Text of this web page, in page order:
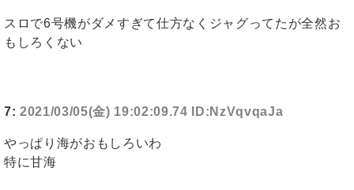
スロで6号機がダメすぎて仕方なくジャグってたが全然お
もしろくない
7: 2021/03/05(金) 19:02:09.74 ID:NzVqvqaJa
やっぱり海がおもしろいわ
特に甘海